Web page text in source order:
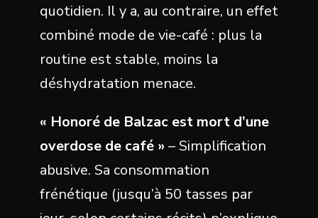
quotidien. Il y a, au contraire, un effet
combiné mode de vie-café : plus la
routine est stable, moins la
déshydratation menace.
« Honoré de Balzac est mort d’une
overdose de café » – Simplification
abusive. Sa consommation
frénétique (jusqu’à 50 tasses par